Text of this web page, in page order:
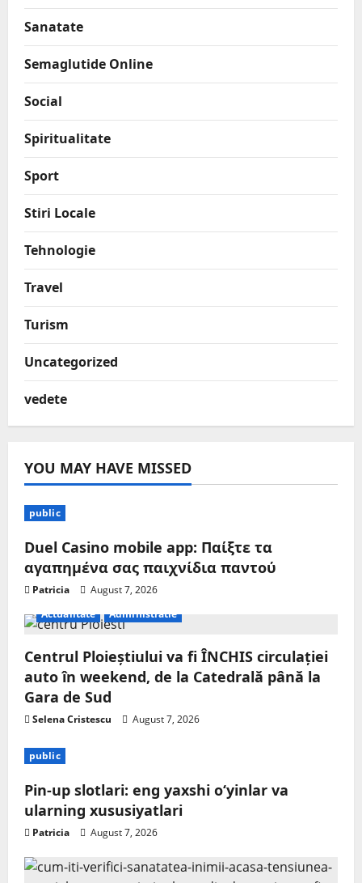
Sanatate
Semaglutide Online
Social
Spiritualitate
Sport
Stiri Locale
Tehnologie
Travel
Turism
Uncategorized
vedete
YOU MAY HAVE MISSED
public
Duel Casino mobile app: Παίξτε τα
αγαπημένα σας παιχνίδια παντού
Patricia
August 7, 2026
Actualitate
Administratie
Centrul Ploieștiului va fi ÎNCHIS circulației
auto în weekend, de la Catedrală până la
Gara de Sud
Selena Cristescu August 7, 2026
public
Pin-up slotlari: eng yaxshi o‘yinlar va
ularning xususiyatlari
Patricia August 7, 2026